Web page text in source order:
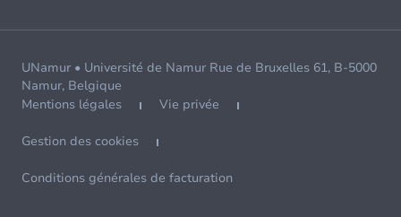
UNamur • Université de Namur Rue de Bruxelles 61, B-5000
Namur, Belgique
Mentions légales
Vie privée
Gestion des cookies
Conditions générales de facturation